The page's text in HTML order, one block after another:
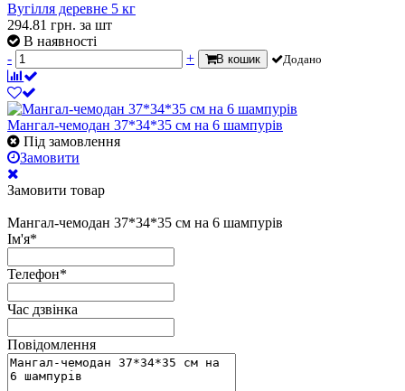
Вугілля деревне 5 кг
294.81 грн. за шт
В наявності
-
+ В кошик Додано
Мангал-чемодан 37*34*35 см на 6 шампурів
Під замовлення
Замовити
Замовити товар
Мангал-чемодан 37*34*35 см на 6 шампурів
Ім'я*
Телефон*
Час дзвінка
Повідомлення